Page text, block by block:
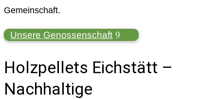
Gemeinschaft.
Unsere Genossenschaft
Holzpellets Eichstätt –
Nachhaltige